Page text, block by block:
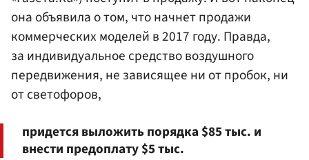
она объявила о том, что начнет продажи
коммерческих моделей в 2017 году. Правда,
за индивидуальное средство воздушного
передвижения, не зависящее ни от пробок, ни
от светофоров,
придется выложить порядка $85 тыс. и
внести предоплату $5 тыс.